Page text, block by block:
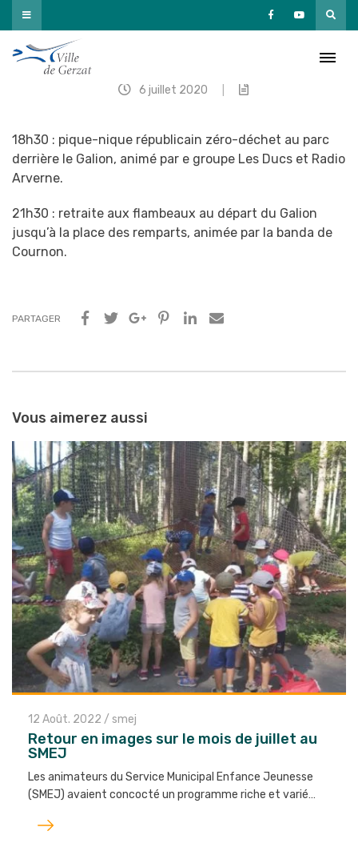
Passer
au
contenu
6 juillet 2020
18h30 : pique-nique républicain zéro-déchet au parc
derrière le Galion, animé par e groupe Les Ducs et Radio
Arverne.
21h30 : retraite aux flambeaux au départ du Galion
jusqu’à la place des remparts, animée par la banda de
Cournon.
PARTAGER
Navigation
entre
les
articles
Vous aimerez aussi
12 Août. 2022 / smej
Retour en images sur le mois de juillet au
SMEJ
Les animateurs du Service Municipal Enfance Jeunesse
(SMEJ) avaient concocté un programme riche et varié…
Lire
l'article